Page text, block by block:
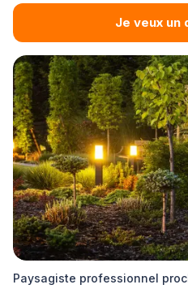
Je veux un
Paysagiste professionnel